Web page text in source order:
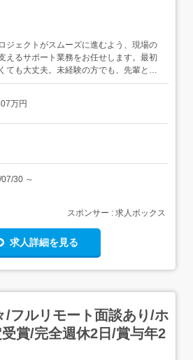
ジェクトがスムーズに進むよう、現場の
えるサポート業務をお任せします。最初
ても大丈夫。未経験の方でも、先輩と一
しずつ慣れていける環境です。<具体的
チェック)・現場の進行状況の記録・報
万円
30 ～
スポンサー : 求人ボックス
求人詳細を見る
/フルリモート面談あり/ホ
賞/完全週休2日/賞与年2